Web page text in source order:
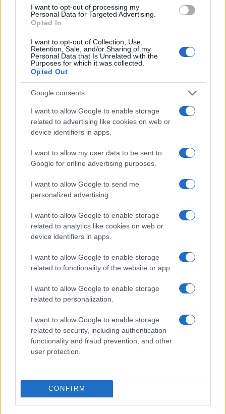
I want to opt-out of processing my
Personal Data for Targeted Advertising.
Opted In
I want to opt-out of Collection, Use,
Retention, Sale, and/or Sharing of my
Personal Data that Is Unrelated with the
Purposes for which it was collected.
Opted Out
Google consents
I want to allow Google to enable storage
related to advertising like cookies on web or
device identifiers in apps.
I want to allow my user data to be sent to
Google for online advertising purposes.
I want to allow Google to send me
personalized advertising.
I want to allow Google to enable storage
related to analytics like cookies on web or
device identifiers in apps.
I want to allow Google to enable storage
related to functionality of the website or app.
I want to allow Google to enable storage
related to personalization.
I want to allow Google to enable storage
related to security, including authentication
functionality and fraud prevention, and other
user protection.
CONFIRM
Članska ekipa NK Slovenj
Gradec do zmage proti NK
Šoštanj
Festival Zebra razglasil
nagrade žirije in nagrada
občinstva
Več iz kategorije Novice
V Hudi Luknji posredoval
helikopter, cesta med
Velenjem in Slovenj Gradcem
(FOTO) V Vuzenici otvorili novo
padel igrišče, kmalu že prvi
turnir
Pet koroških gostiln in
restavracij v vodniku
GT19 najboljši med Korošci
S slavnostno akademijo v
Obvestila
Izklop elektrike: 426. Nadzorništvo Vuzenica - Območje Sv.
Anton na Pohorju
Izklop elektrike: 425. Nadzorništvo Vuzenica - Območje
Vuhred
pred 16 urami
Izklop elektrike: 429. Nadzorništvo Ravne - Območje Prevalje
pred 16 urami